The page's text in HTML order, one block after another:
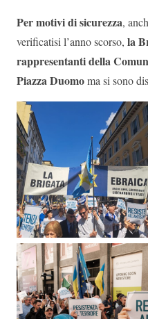
Per motivi di sicurezza,
verificatisi l’anno scorso, la
rappresentanti della
Piazza Duomoma si sono